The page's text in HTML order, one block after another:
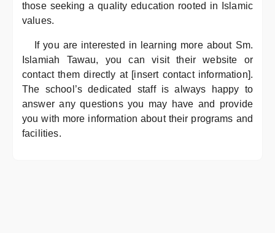
those seeking a quality education rooted in Islamic
values.
If you are interested in learning more about Sm.
Islamiah Tawau, you can visit their website or
contact them directly at [insert contact information].
The school’s dedicated staff is always happy to
answer any questions you may have and provide
you with more information about their programs and
facilities.